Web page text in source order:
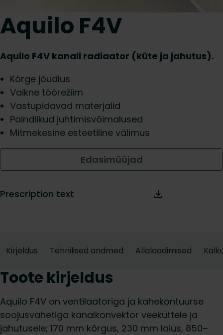
Aquilo F4V
Aquilo F4V kanali radiaator (küte ja jahutus).
Kõrge jõudlus
Vaikne töörežiim
Vastupidavad materjalid
Paindlikud juhtimisvõimalused
Mitmekesine esteetiline välimus
Edasimüüjad
Prescription text
Kirjeldus Tehnilised andmed Allalaadimised
Toote kirjeldus
Aquilo F4V on ventilaatoriga ja kahekontuurse
soojusvahetiga kanalkonvektor veeküttele ja
jahutusele; 170 mm kõrgus, 230 mm laius, 850–